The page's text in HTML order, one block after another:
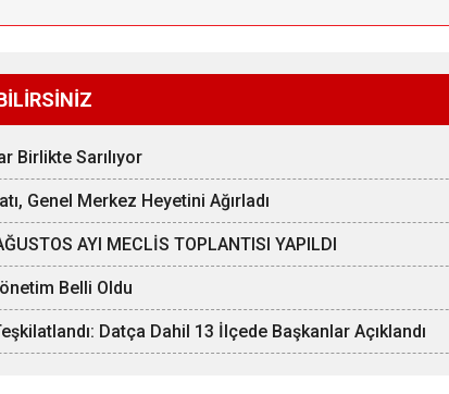
Birlikte Sarılıyor
Genel Merkez Heyetini Ağırladı
AYI MECLİS TOPLANTISI YAPILDI
Belli Oldu
Datça Dahil 13 İlçede Başkanlar Açıklandı